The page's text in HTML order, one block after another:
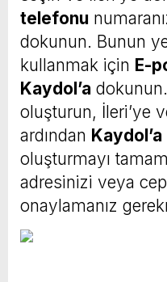
telefonu
dokunun. Bunun
kullanmak için E-
Kaydol’a
oluşturun, İleri’ye
ardından Kaydol’a
oluşturmayı
adresinizi veya
onaylamanız